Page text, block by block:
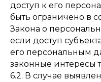
доступ к его
быть ограничено в
Закона о
если доступ
его персональным
законные интересы
6.2. В случае